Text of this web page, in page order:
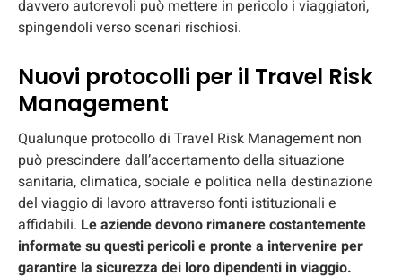
davvero autorevoli può mettere in pericolo i viaggiatori,
spingendoli verso scenari rischiosi.
Nuovi protocolli per il Travel Risk
Management
Qualunque protocollo di Travel Risk Management non
può prescindere dall’accertamento della situazione
sanitaria, climatica, sociale e politica nella destinazione
del viaggio di lavoro attraverso fonti istituzionali e
affidabili. Le aziende devono rimanere costantemente
informate su questi pericoli e pronte a intervenire per
garantire la sicurezza dei loro dipendenti in viaggio.